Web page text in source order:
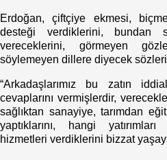
Erdoğan, çiftçiye ekmesi,
desteği verdiklerini, bundan
vereceklerini, görmeyen
söylemeyen dillere diyecek
“Arkadaşlarımız bu zatın
cevaplarını vermişlerdir,
sağlıktan sanayiye, tarımdan
yaptıklarını, hangi
hizmetleri verdiklerini bizzat